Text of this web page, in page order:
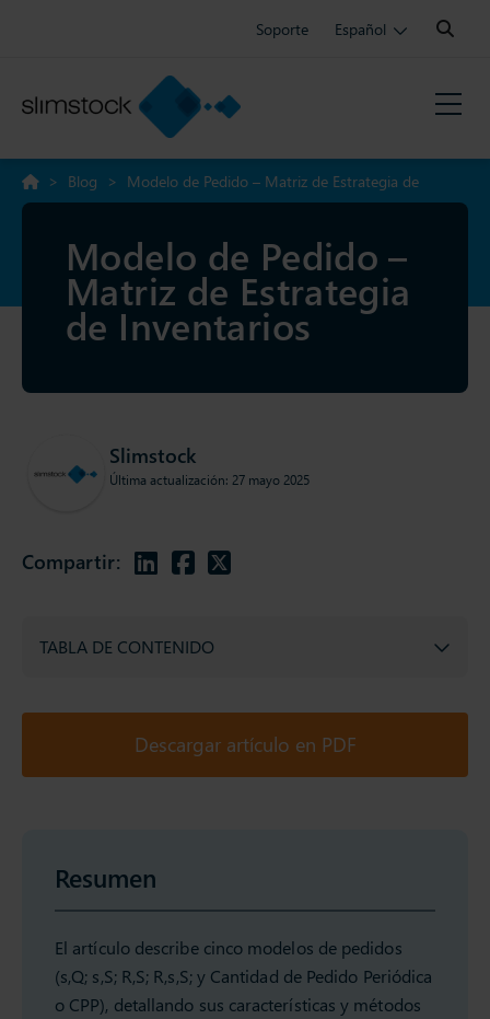
Soporte Español
Search:
> Blog > Modelo de Pedido – Matriz de Estrategia de
Inventarios
Modelo de Pedido –
Matriz de Estrategia
de Inventarios
Compartir:
Slimstock
Última actualización: 27 mayo 2025
TABLA DE CONTENIDO
Descargar artículo en PDF
Resumen
El artículo describe cinco modelos de pedidos
(s,Q; s,S; R,S; R,s,S; y Cantidad de Pedido Periódica
o CPP), detallando sus características y métodos